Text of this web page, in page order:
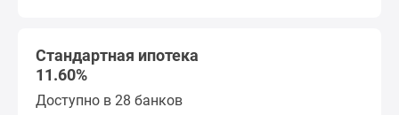
Стандартная ипотека
11.60%
Доступно в 28 банков